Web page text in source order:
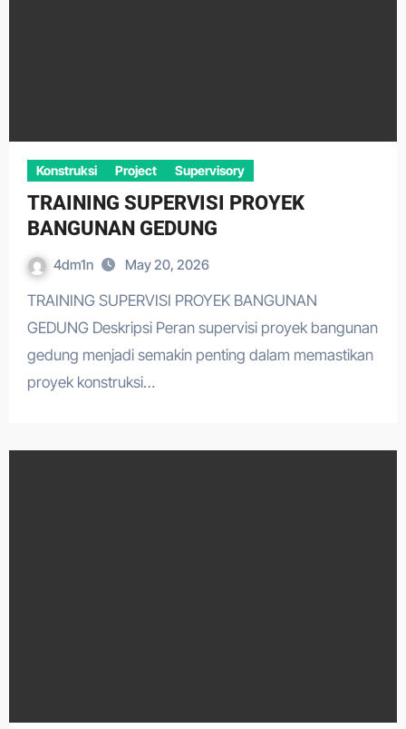
Konstruksi Project Supervisory
TRAINING SUPERVISI PROYEK
BANGUNAN GEDUNG
4dm1n May 20, 2026
TRAINING SUPERVISI PROYEK BANGUNAN
GEDUNG Deskripsi Peran supervisi proyek bangunan
gedung menjadi semakin penting dalam memastikan
proyek konstruksi…